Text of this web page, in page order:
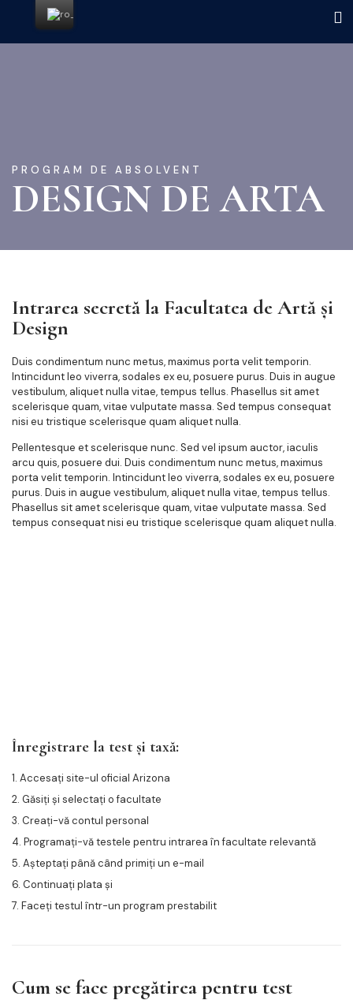
PROGRAM DE ABSOLVENT
DESIGN DE ARTA
Intrarea secretă la Facultatea de Artă și
Design
Duis condimentum nunc metus, maximus porta velit temporin.
Intincidunt leo viverra, sodales ex eu, posuere purus. Duis in augue
vestibulum, aliquet nulla vitae, tempus tellus. Phasellus sit amet
scelerisque quam, vitae vulputate massa. Sed tempus consequat
nisi eu tristique scelerisque quam aliquet nulla.
Pellentesque et scelerisque nunc. Sed vel ipsum auctor, iaculis
arcu quis, posuere dui. Duis condimentum nunc metus, maximus
porta velit temporin. Intincidunt leo viverra, sodales ex eu, posuere
purus. Duis in augue vestibulum, aliquet nulla vitae, tempus tellus.
Phasellus sit amet scelerisque quam, vitae vulputate massa. Sed
tempus consequat nisi eu tristique scelerisque quam aliquet nulla.
Înregistrare la test și taxă:
1. Accesați site-ul oficial Arizona
2. Găsiți și selectați o facultate
3. Creați-vă contul personal
4. Programați-vă testele pentru intrarea în facultate relevantă
5. Așteptați până când primiți un e-mail
6. Continuați plata și
7. Faceți testul într-un program prestabilit
Cum se face pregătirea pentru test